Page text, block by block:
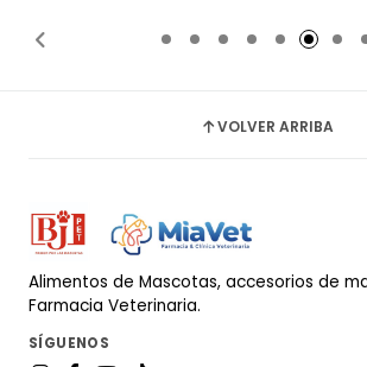
VOLVER ARRIBA
Alimentos de Mascotas, accesorios de
Farmacia Veterinaria.
SÍGUENOS